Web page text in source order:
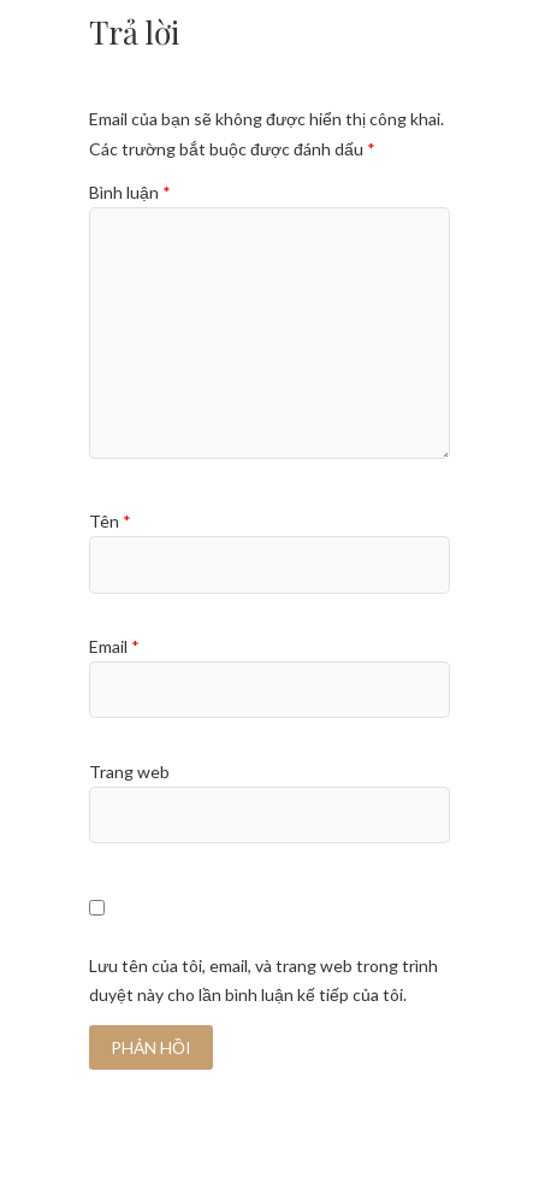
Trả lời
Email của bạn sẽ không được hiển thị công khai.
Các trường bắt buộc được đánh dấu *
Bình luận *
Tên *
Email *
Trang web
Lưu tên của tôi, email, và trang web trong trình
duyệt này cho lần bình luận kế tiếp của tôi.